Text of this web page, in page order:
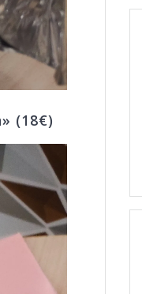
(18€)